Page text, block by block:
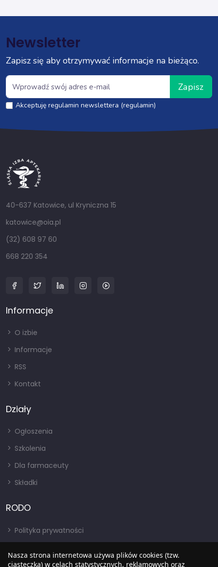
Newsletter
Zapisz się aby otrzymywać informacje na bieżąco.
Zapisz
Akceptuję regulamin newslettera (regulamin)
40-637 Katowice, ul Kryniczna 15
katowice@oia.pl
(32) 608 97 60
668 220 354
Informacje
O izbie
Informacje
RSS
Kontakt
Działy
Ogłoszenia
Szkolenia
Dla farmaceuty
Składki
RODO
Polityka prywatności
RODO
Nasza strona internetowa używa plików cookies (tzw.
ciasteczka) w celach statystycznych, reklamowych oraz